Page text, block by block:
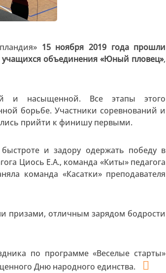
15 ноября 2019 года прошли
учащихся объединения «Юный пловец»,
и насыщенной. Все этапы этого
борьбе. Участники соревнований и
прийти к финишу первыми.
и задору одержать победу в
Циось Е.А., команда «Киты» педагога
команда «Касатки» преподавателя
призами, отличным зарядом бодрости
по программе «Веселые старты»
Дню народного единства.